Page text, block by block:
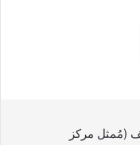
(مُمثل مركز